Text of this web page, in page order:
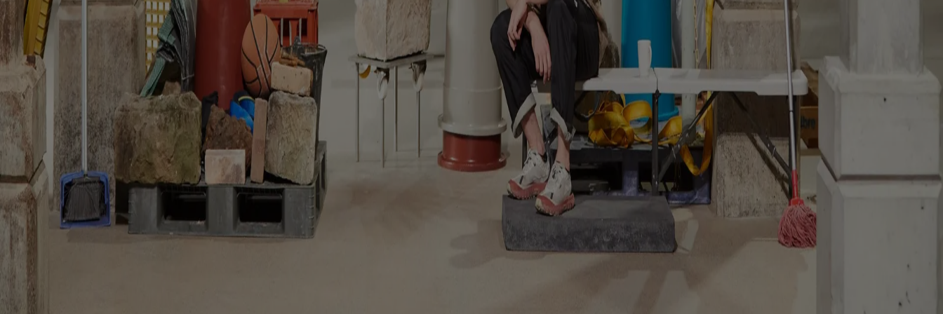
You might also be interested in...
People
An Fonteyne: “heritage should create friction”
Tim Abrahams
From Kortrijk to Kanal Centre Pompidou, noAarchitecten’s co-founder reflects on reuse as a cultural practice before an environmental one
People
Mikoü Architectures: “finding the truth of the project”Janima Nam
From Morocco to France, Selma and Salwa Mikoü discuss how cultural narratives, craftsmanship and local contexts shape the identity of each project
Reviews
“The key's under the mat”: the museum as commons
Kate Goodwin
Mike Hewson transforms a former oil tank into a temporary commons where play, care and collective life challenge the boundaries of the museum
The Global Architecture Platforfm
Direttore Responsabile – Alessandro Valenti